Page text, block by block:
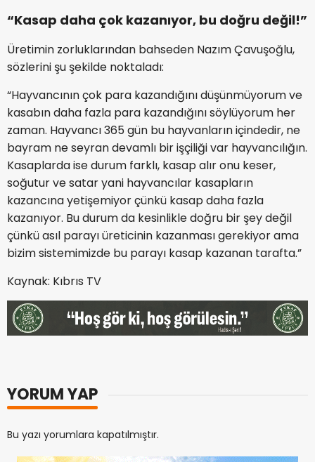
“Kasap daha çok kazanıyor, bu doğru değil!”
Üretimin zorluklarından bahseden Nazım Çavuşoğlu,
sözlerini şu şekilde noktaladı:
“Hayvancının çok para kazandığını düşünmüyorum ve
kasabın daha fazla para kazandığını söylüyorum her
zaman. Hayvancı 365 gün bu hayvanların içindedir, ne
bayram ne seyran devamlı bir işçiliği var hayvancılığın.
Kasaplarda ise durum farklı, kasap alır onu keser,
soğutur ve satar yani hayvancılar kasapların
kazancına yetişemiyor çünkü kasap daha fazla
kazanıyor. Bu durum da kesinlikle doğru bir şey değil
çünkü asıl parayı üreticinin kazanması gerekiyor ama
bizim sistemimizde bu parayı kasap kazanan tarafta.”
Kaynak: Kıbrıs TV
YORUM YAP
Bu yazı yorumlara kapatılmıştır.